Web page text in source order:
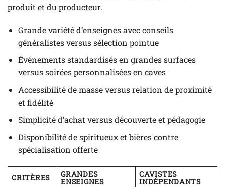
produit et du producteur.
Grande variété d’enseignes avec conseils
généralistes versus sélection pointue
Événements standardisés en grandes surfaces
versus soirées personnalisées en caves
Accessibilité de masse versus relation de proximité
et fidélité
Simplicité d’achat versus découverte et pédagogie
Disponibilité de spiritueux et bières contre
spécialisation offerte
CRITÈRES GRANDES
ENSEIGNES
CAVISTES
INDÉPENDANTS